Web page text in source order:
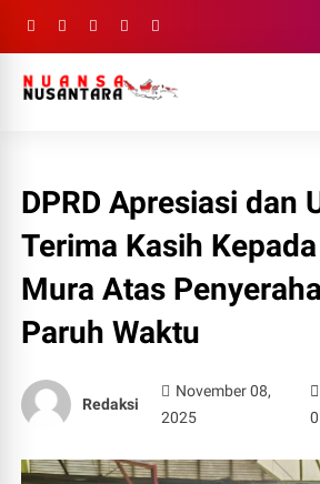
DPRD Apresiasi dan
Terima Kasih
Mura Atas
Paruh Waktu
Redaksi
November 08,
2025
0